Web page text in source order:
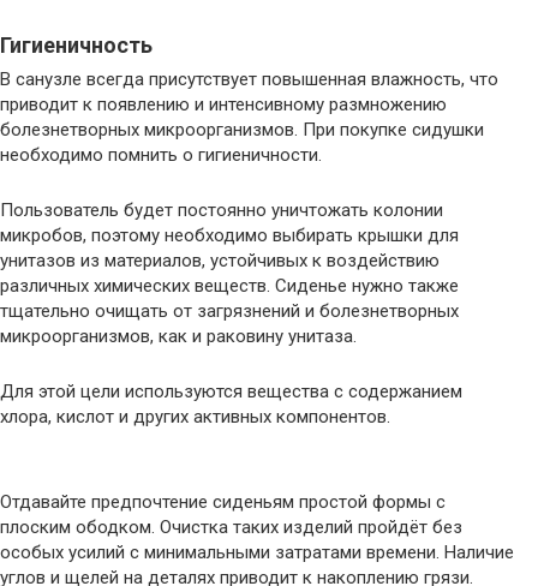
Гигиеничность
В санузле всегда присутствует повышенная влажность, что
приводит к появлению и интенсивному размножению
болезнетворных микроорганизмов. При покупке сидушки
необходимо помнить о гигиеничности.
Пользователь будет постоянно уничтожать колонии
микробов, поэтому необходимо выбирать крышки для
унитазов из материалов, устойчивых к воздействию
различных химических веществ. Сиденье нужно также
тщательно очищать от загрязнений и болезнетворных
микроорганизмов, как и раковину унитаза.
Для этой цели используются вещества с содержанием
хлора, кислот и других активных компонентов.
Отдавайте предпочтение сиденьям простой формы с
плоским ободком. Очистка таких изделий пройдёт без
особых усилий с минимальными затратами времени. Наличие
углов и щелей на деталях приводит к накоплению грязи.